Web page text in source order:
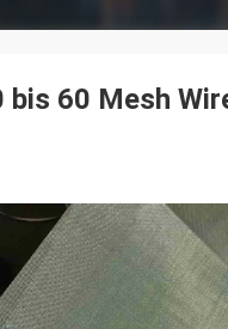
bis 60 Mesh